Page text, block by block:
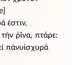
ἐστιν,
ῥῖνα, πτάρε:
πάνυἰσχυρά